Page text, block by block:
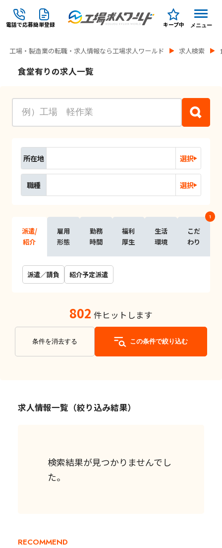
電話で応募簡単登録 キープ中 メニュー
工場・製造業の転職・求人情報なら工場求人ワールド 求人検索
食堂有りの求人一覧
所在地 選択
職種 選択
派遣/
紹介
雇用
形態
勤務
時間
福利
厚生
生活
環境
こだ
わり
1
派遣／請負 紹介予定派遣
802 件ヒットします
条件を消去する この条件で絞り込む
求人情報一覧（絞り込み結果）
検索結果が見つかりませんでし
た。
RECOMMEND